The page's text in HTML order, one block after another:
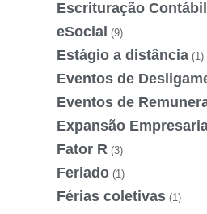
Escrituração
eSocial (9)
Estágio a distância (1)
Eventos de
Eventos de
Expansão
Fator R (3)
Feriado (1)
Férias coletivas (1)